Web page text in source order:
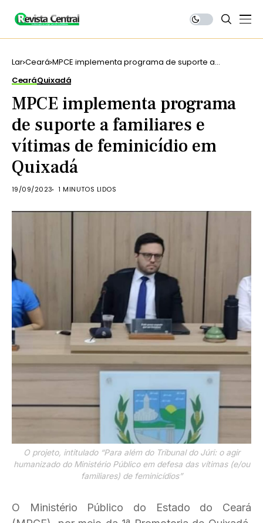
Lar Ceará MPCE implementa programa de suporte a
CearáQuixadá
MPCE implementa programa
de suporte a familiares e
vítimas de feminicídio em
Quixadá
19/09/2023 1 MINUTOS LIDOS
O projeto, intitulado “Para além do Tribunal do Júri: o agir
humanizado do Ministério Público em defesa das vítimas (e/ou
familiares) de feminicídios”
O Ministério Público do Estado do Ceará